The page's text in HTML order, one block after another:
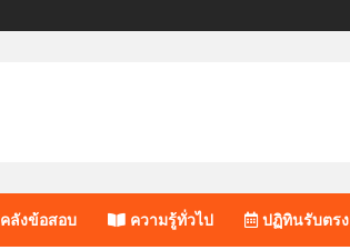
คลังข้อสอบ ความรู้ทั่วไป ปฏิทินรับตรง